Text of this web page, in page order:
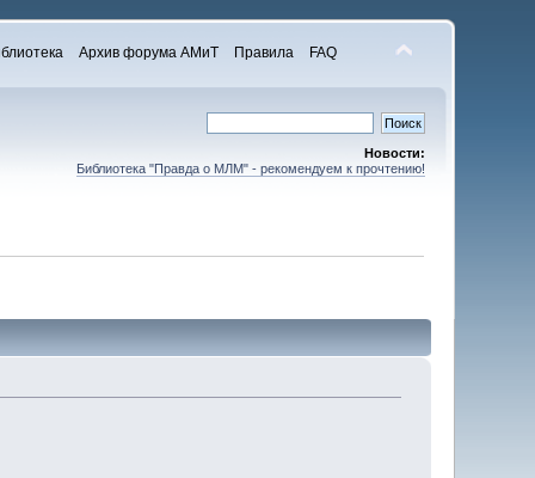
Архив форума АМиТ Правила FAQ
Новости:
Библиотека "Правда о МЛМ" - рекомендуем к прочтению!